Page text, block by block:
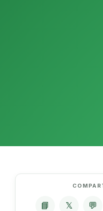
📘 𝕏 💬